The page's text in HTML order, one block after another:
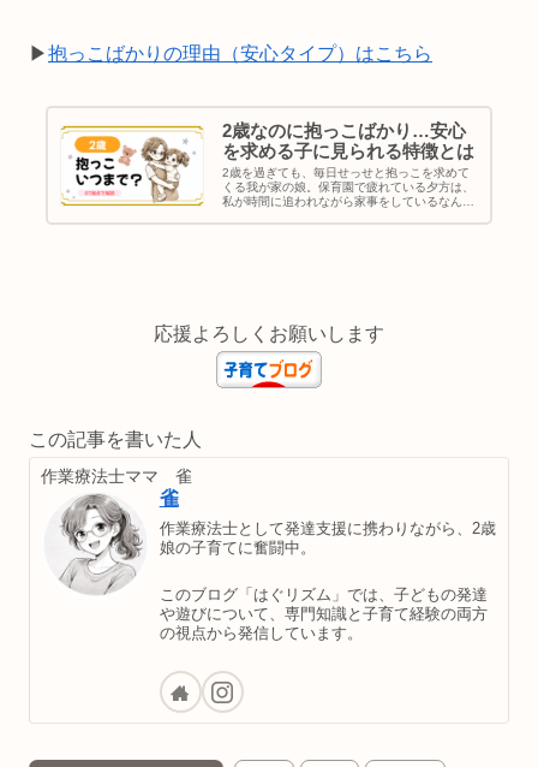
▶︎抱っこばかりの理由（安心タイプ）はこちら
2歳なのに抱っこばかり…安心
を求める子に見られる特徴とは
2歳を過ぎても、毎日せっせと抱っこを求めて
くる我が家の娘。保育園で疲れている夕方は、
私が時間に追われながら家事をしているなんて
応援よろしくお願いします
この記事を書いた人
作業療法士ママ 雀
雀
作業療法士として発達支援に携わりながら、2歳
娘の子育てに奮闘中。
このブログ「はぐリズム」では、子どもの発達
や遊びについて、専門知識と子育て経験の両方
の視点から発信しています。